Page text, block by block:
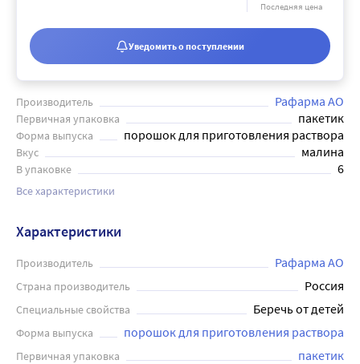
Производитель Рафарма АО
Первичная упаковка пакетик
Форма выпуска порошок для приготовления раствора
Вкус малина
В упаковке 6
Все характеристики
Последняя цена
Уведомить о поступлении
Характеристики
Производитель Рафарма АО
Страна производитель Россия
Специальные свойства Беречь от детей
Форма выпуска порошок для приготовления раствора
Первичная упаковка пакетик